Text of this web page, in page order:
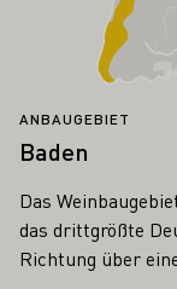
ANBAUGEBIET
Baden
Das
das drittgrößte
Richtung über